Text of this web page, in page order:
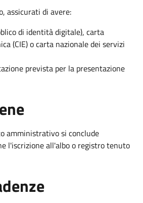
assicurati di avere:
di identità digitale), carta
(CIE) o carta nazionale dei servizi
prevista per la presentazione
amministrativo si conclude
l'iscrizione all'albo o registro tenuto